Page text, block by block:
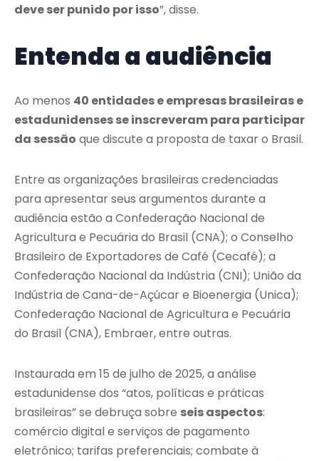
deve ser punido por isso”, disse.
Entenda a audiência
Ao menos 40 entidades e empresas brasileiras e
estadunidenses se inscreveram para participar
da sessão que discute a proposta de taxar o Brasil.
Entre as organizações brasileiras credenciadas
para apresentar seus argumentos durante a
audiência estão a Confederação Nacional de
Agricultura e Pecuária do Brasil (CNA); o Conselho
Brasileiro de Exportadores de Café (Cecafé); a
Confederação Nacional da Indústria (CNI); União da
Indústria de Cana-de-Açúcar e Bioenergia (Unica);
Confederação Nacional de Agricultura e Pecuária
do Brasil (CNA), Embraer, entre outras.
Instaurada em 15 de julho de 2025, a análise
estadunidense dos “atos, políticas e práticas
brasileiras” se debruça sobre seis aspectos:
comércio digital e serviços de pagamento
eletrônico; tarifas preferenciais; combate à